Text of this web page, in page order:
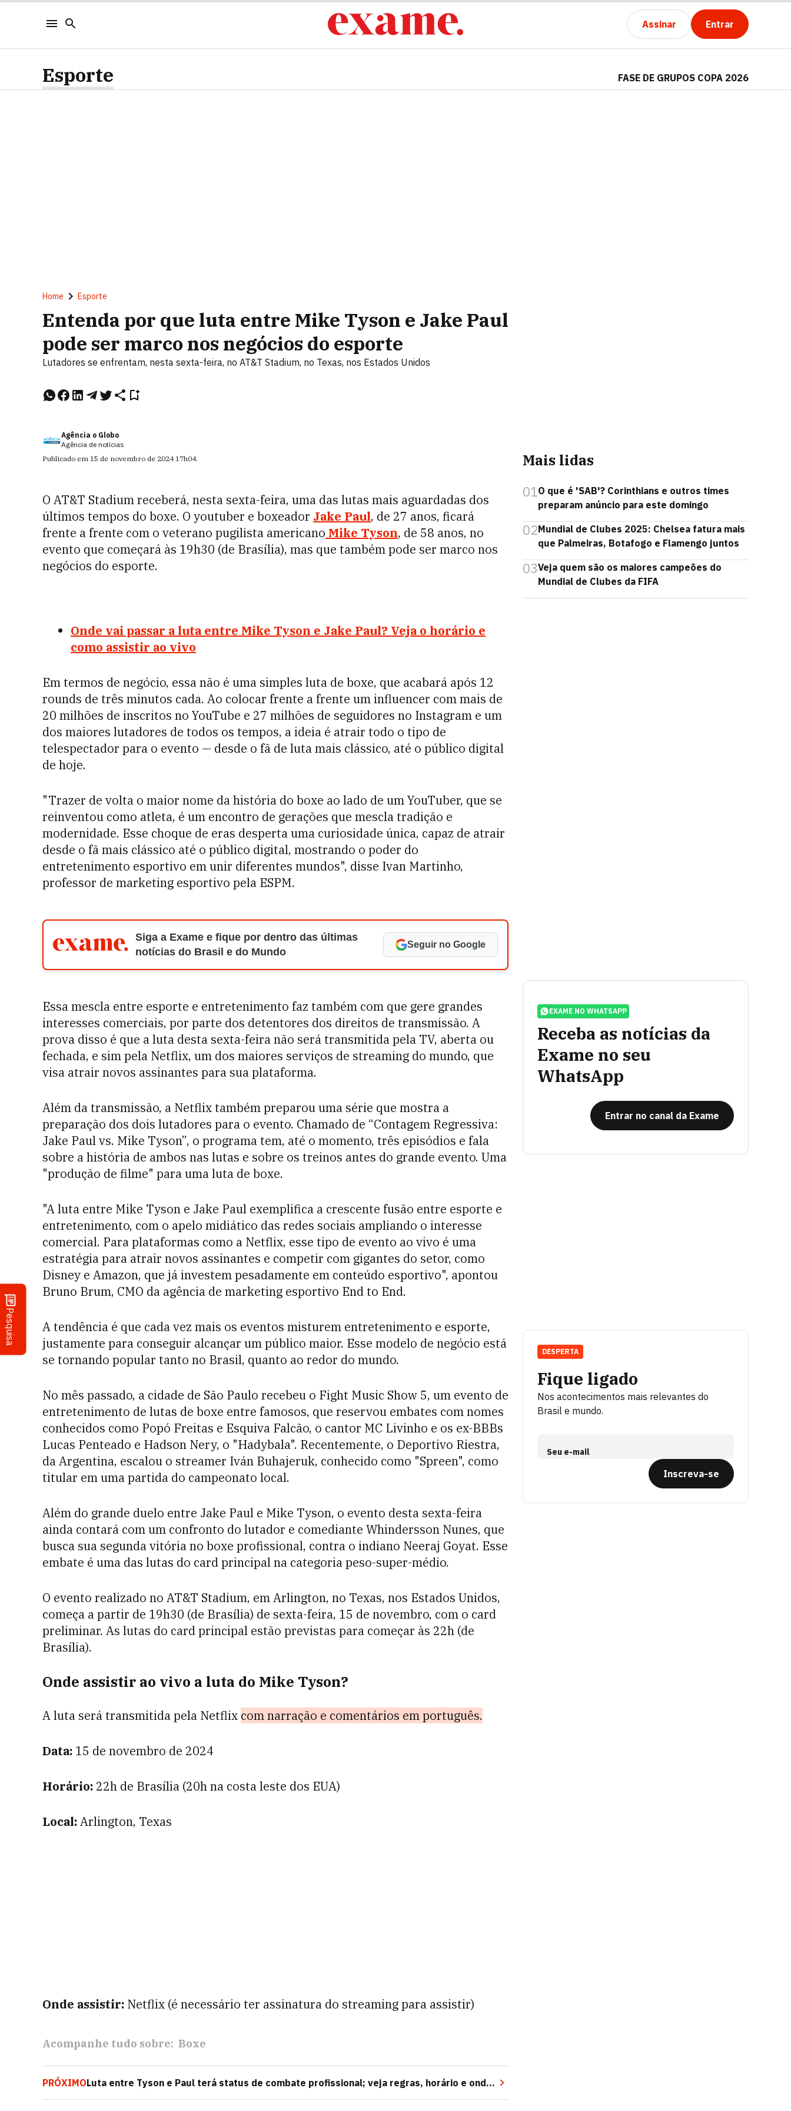
Assinar Entrar
Pesquisa
Esporte FASE DE GRUPOS COPA 2026
Home Esporte
Entenda por que luta entre Mike Tyson e Jake Paul
pode ser marco nos negócios do esporte
Lutadores se enfrentam, nesta sexta-feira, no AT&T Stadium, no Texas, nos Estados Unidos
Agência o Globo
Agência de notícias
Publicado em 15 de novembro de 2024 17h04.
O AT&T Stadium receberá, nesta sexta-feira, uma das lutas mais aguardadas dos
últimos tempos do boxe. O youtuber e boxeador Jake Paul, de 27 anos, ficará
frente a frente com o veterano pugilista americano Mike Tyson, de 58 anos, no
evento que começará às 19h30 (de Brasília), mas que também pode ser marco nos
negócios do esporte.
Onde vai passar a luta entre Mike Tyson e Jake Paul? Veja o horário e
como assistir ao vivo
Em termos de negócio, essa não é uma simples luta de boxe, que acabará após 12
rounds de três minutos cada. Ao colocar frente a frente um influencer com mais de
20 milhões de inscritos no YouTube e 27 milhões de seguidores no Instagram e um
dos maiores lutadores de todos os tempos, a ideia é atrair todo o tipo de
telespectador para o evento — desde o fã de luta mais clássico, até o público digital
de hoje.
"Trazer de volta o maior nome da história do boxe ao lado de um YouTuber, que se
reinventou como atleta, é um encontro de gerações que mescla tradição e
modernidade. Esse choque de eras desperta uma curiosidade única, capaz de atrair
desde o fã mais clássico até o público digital, mostrando o poder do
entretenimento esportivo em unir diferentes mundos", disse Ivan Martinho,
professor de marketing esportivo pela ESPM.
Siga a Exame e fique por dentro das últimas
notícias do Brasil e do Mundo
Seguir no Google
Essa mescla entre esporte e entretenimento faz também com que gere grandes
interesses comerciais, por parte dos detentores dos direitos de transmissão. A
prova disso é que a luta desta sexta-feira não será transmitida pela TV, aberta ou
fechada, e sim pela Netflix, um dos maiores serviços de streaming do mundo, que
visa atrair novos assinantes para sua plataforma.
Além da transmissão, a Netflix também preparou uma série que mostra a
preparação dos dois lutadores para o evento. Chamado de “Contagem Regressiva:
Jake Paul vs. Mike Tyson”, o programa tem, até o momento, três episódios e fala
sobre a história de ambos nas lutas e sobre os treinos antes do grande evento. Uma
"produção de filme" para uma luta de boxe.
"A luta entre Mike Tyson e Jake Paul exemplifica a crescente fusão entre esporte e
entretenimento, com o apelo midiático das redes sociais ampliando o interesse
comercial. Para plataformas como a Netflix, esse tipo de evento ao vivo é uma
estratégia para atrair novos assinantes e competir com gigantes do setor, como
Disney e Amazon, que já investem pesadamente em conteúdo esportivo", apontou
Bruno Brum, CMO da agência de marketing esportivo End to End.
A tendência é que cada vez mais os eventos misturem entretenimento e esporte,
justamente para conseguir alcançar um público maior. Esse modelo de negócio está
se tornando popular tanto no Brasil, quanto ao redor do mundo.
No mês passado, a cidade de São Paulo recebeu o Fight Music Show 5, um evento de
entretenimento de lutas de boxe entre famosos, que reservou embates com nomes
conhecidos como Popó Freitas e Esquiva Falcão, o cantor MC Livinho e os ex-BBBs
Lucas Penteado e Hadson Nery, o "Hadybala". Recentemente, o Deportivo Riestra,
da Argentina, escalou o streamer Iván Buhajeruk, conhecido como "Spreen", como
titular em uma partida do campeonato local.
Além do grande duelo entre Jake Paul e Mike Tyson, o evento desta sexta-feira
ainda contará com um confronto do lutador e comediante Whindersson Nunes, que
busca sua segunda vitória no boxe profissional, contra o indiano Neeraj Goyat. Esse
embate é uma das lutas do card principal na categoria peso-super-médio.
O evento realizado no AT&T Stadium, em Arlington, no Texas, nos Estados Unidos,
começa a partir de 19h30 (de Brasília) de sexta-feira, 15 de novembro, com o card
preliminar. As lutas do card principal estão previstas para começar às 22h (de
Brasília).
Onde assistir ao vivo a luta do Mike Tyson?
A luta será transmitida pela Netflix com narração e comentários em português.
Data: 15 de novembro de 2024
Horário: 22h de Brasília (20h na costa leste dos EUA)
Local:Arlington, Texas
Onde assistir: Netflix (é necessário ter assinatura do streaming para assistir)
Acompanhe tudo sobre: Boxe
PRÓXIMOLuta entre Tyson e Paul terá status de combate profissional; veja regras, horário e onde
assistir
Mais lidas
01O que é 'SAB'? Corinthians e outros times
preparam anúncio para este domingo
02Mundial de Clubes 2025: Chelsea fatura mais
que Palmeiras, Botafogo e Flamengo juntos
03Veja quem são os maiores campeões do
Mundial de Clubes da FIFA
EXAME NO WHATSAPP
Receba as notícias da
Exame no seu
WhatsApp
Entrar no canal da Exame
Fique ligado
Nos acontecimentos mais relevantes do
Brasil e mundo.
Seu e-mail
Inscreva-se
DESPERTA